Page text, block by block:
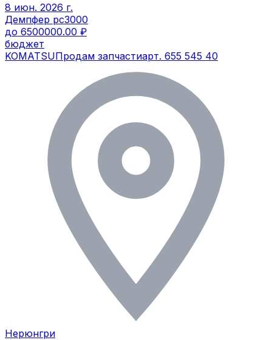
8 июн. 2026 г.
Демпфер рс3000
до 6500000.00 ₽
бюджет
KOMATSUПродам запчастиарт. 655 545 40
Нерюнгри